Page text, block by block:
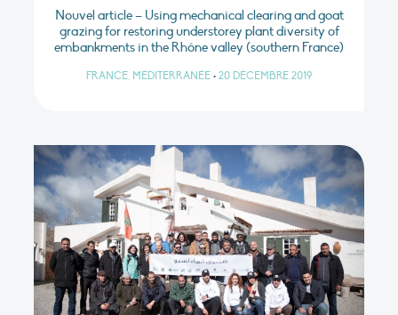
Nouvel article – Using mechanical clearing and goat
grazing for restoring understorey plant diversity of
embankments in the Rhône valley (southern France)
FRANCE, MÉDITERRANÉE • 20 DÉCEMBRE 2019